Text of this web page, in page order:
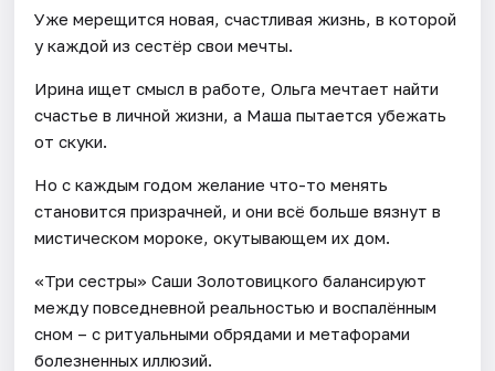
Уже мерещится новая, счастливая жизнь, в которой
у каждой из сестёр свои мечты.
Ирина ищет смысл в работе, Ольга мечтает найти
счастье в личной жизни, а Маша пытается убежать
от скуки.
Но с каждым годом желание что-то менять
становится призрачней, и они всё больше вязнут в
мистическом мороке, окутывающем их дом.
«Три сестры» Саши Золотовицкого балансируют
между повседневной реальностью и воспалённым
сном – с ритуальными обрядами и метафорами
болезненных иллюзий.